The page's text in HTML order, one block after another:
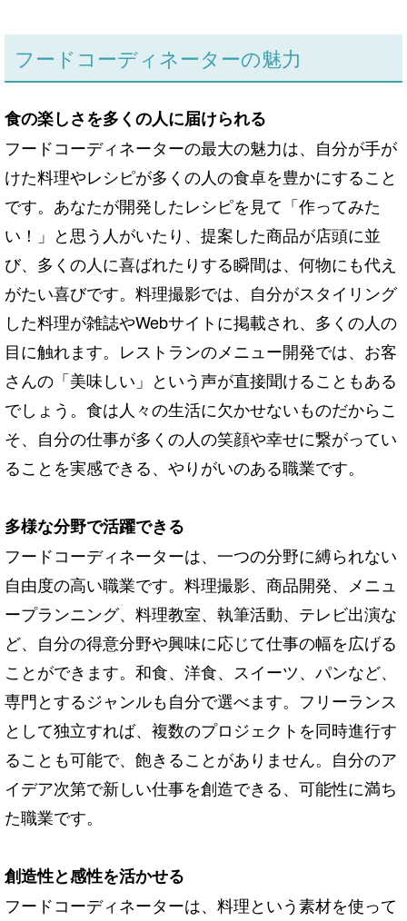
フードコーディネーターの魅力
食の楽しさを多くの人に届けられる
フードコーディネーターの最大の魅力は、自分が手が
けた料理やレシピが多くの人の食卓を豊かにすること
です。あなたが開発したレシピを見て「作ってみた
い！」と思う人がいたり、提案した商品が店頭に並
び、多くの人に喜ばれたりする瞬間は、何物にも代え
がたい喜びです。料理撮影では、自分がスタイリング
した料理が雑誌やWebサイトに掲載され、多くの人の
目に触れます。レストランのメニュー開発では、お客
さんの「美味しい」という声が直接聞けることもある
でしょう。食は人々の生活に欠かせないものだからこ
そ、自分の仕事が多くの人の笑顔や幸せに繋がってい
ることを実感できる、やりがいのある職業です。
多様な分野で活躍できる
フードコーディネーターは、一つの分野に縛られない
自由度の高い職業です。料理撮影、商品開発、メニュ
ープランニング、料理教室、執筆活動、テレビ出演な
ど、自分の得意分野や興味に応じて仕事の幅を広げる
ことができます。和食、洋食、スイーツ、パンなど、
専門とするジャンルも自分で選べます。フリーランス
として独立すれば、複数のプロジェクトを同時進行す
ることも可能で、飽きることがありません。自分のア
イデア次第で新しい仕事を創造できる、可能性に満ち
た職業です。
創造性と感性を活かせる
フードコーディネーターは、料理という素材を使って